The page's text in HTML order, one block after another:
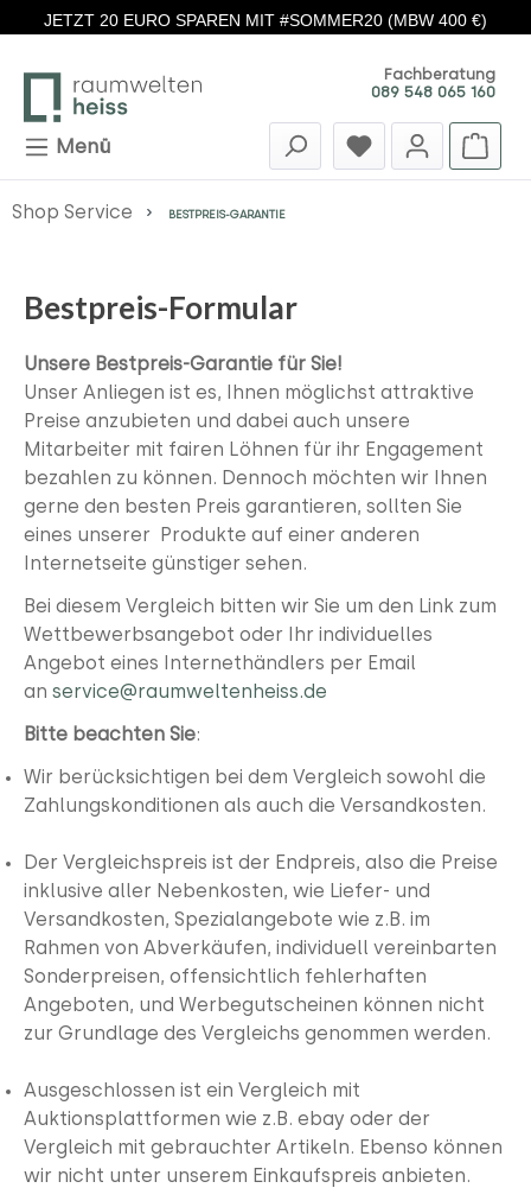
Zum Hauptinhalt springen
JETZT 20 EURO SPAREN MIT #SOMMER20 (MBW 400 €)
Fachberatung
089 548 065 160
Menü
Shop Service BESTPREIS-GARANTIE
Bestpreis-Formular
Unsere Bestpreis-Garantie für Sie!
Unser Anliegen ist es, Ihnen möglichst attraktive
Preise anzubieten und dabei auch unsere
Mitarbeiter mit fairen Löhnen für ihr Engagement
bezahlen zu können. Dennoch möchten wir Ihnen
gerne den besten Preis garantieren, sollten Sie
eines unserer Produkte auf einer anderen
Internetseite günstiger sehen.
Bei diesem Vergleich bitten wir Sie um den Link zum
Wettbewerbsangebot oder Ihr individuelles
Angebot eines Internethändlers per Email
an service@raumweltenheiss.de
Bitte beachten Sie:
Wir berücksichtigen bei dem Vergleich sowohl die
Zahlungskonditionen als auch die Versandkosten.
Der Vergleichspreis ist der Endpreis, also die Preise
inklusive aller Nebenkosten, wie Liefer- und
Versandkosten, Spezialangebote wie z.B. im
Rahmen von Abverkäufen, individuell vereinbarten
Sonderpreisen, offensichtlich fehlerhaften
Angeboten, und Werbegutscheinen können nicht
zur Grundlage des Vergleichs genommen werden.
Ausgeschlossen ist ein Vergleich mit
Auktionsplattformen wie z.B. ebay oder der
Vergleich mit gebrauchter Artikeln. Ebenso können
wir nicht unter unserem Einkaufspreis anbieten.